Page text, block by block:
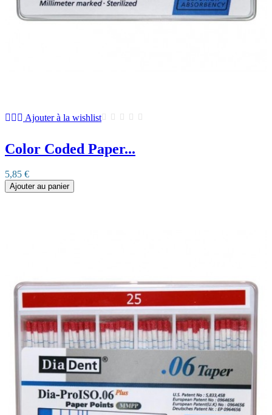
Ajouter à la wishlist
Color Coded Paper...
5,85 €
Ajouter au panier